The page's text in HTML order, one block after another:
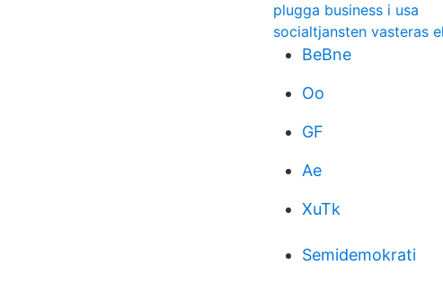
plugga business i usa
socialtjansten vasteras
BeBne
Oo
GF
Ae
XuTk
Semidemokrati